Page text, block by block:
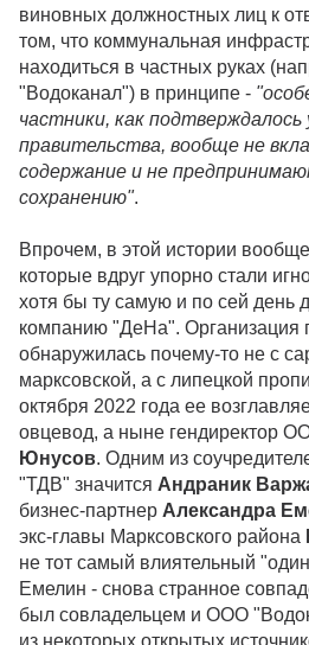
виновных должностных лиц к
том, что коммунальная
находиться в частных руках
"Водоканал") в принципе -
частники, как подтверждалось
правительства, вообще не
содержание и не
сохранению".
Впрочем, в этой истории
которые вдруг упорно стали
хотя бы ту самую и по сей день
компанию "ДеНа". Организация
обнаружилась почему-то не с
марксовской, а с липецкой
октября 2022 года ее
овцевод, а ныне гендиректор
Юнусов. Одним из
"ТДВ" значится Андраник
бизнес-партнер Александра
экс-главы Марксовского района
не тот самый влиятельный
Емелин - снова странное
был совладельцем и ООО
из некоторых открытых